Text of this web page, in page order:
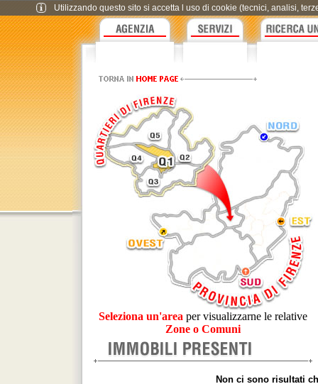
Seleziona un'area per visualizzarne le relative
Zone o Comuni
Non ci sono risultati
Utilizzando questo sito si accetta l uso di cookie (tecnici, analisi,